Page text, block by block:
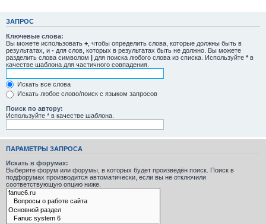
ЗАПРОС
Ключевые слова:
Вы можете использовать + , чтобы определить слова, которые должны быть в
результатах, и - для слов, которых в результатах быть не должно. Вы можете
разделить слова символом | для поиска любого слова из списка. Используйте * в
качестве шаблона для частичного совпадения.
Искать все слова
Искать любое слово/поиск с языком запросов
Поиск по автору:
Используйте * в качестве шаблона.
ПАРАМЕТРЫ ЗАПРОСА
Искать в форумах:
Выберите форум или форумы, в которых будет произведён поиск. Поиск в
подфорумах производится автоматически, если вы не отключили
соответствующую опцию ниже.